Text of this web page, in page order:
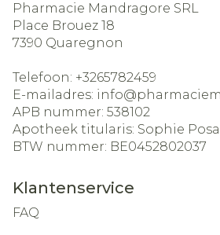
Pharmacie Mandragore SRL
Place Brouez 18
7390 Quaregnon
Telefoon: +3265782459
E-mailadres: info@
APB nummer: 538102
Apotheek titularis: Sophie
BTW nummer: BE0452802037
Klantenservice
FAQ